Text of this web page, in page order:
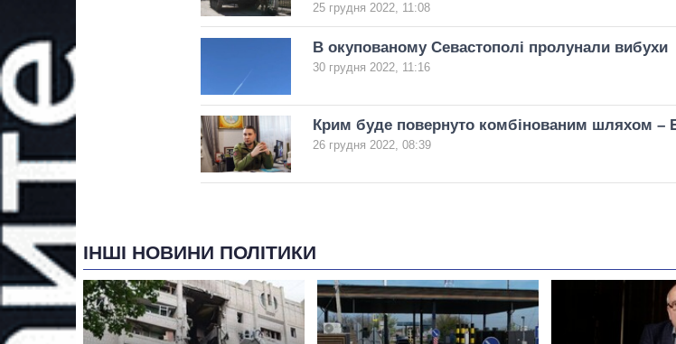
25 грудня 2022, 11:08
В окупованому Севастополі пролунали вибухи
30 грудня 2022, 11:16
Крим буде повернуто комбінованим шляхом –
26 грудня 2022, 08:39
ІНШІ НОВИНИ ПОЛІТИКИ